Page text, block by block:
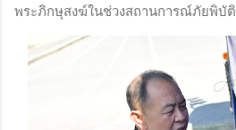
พระภิกษุสงฆ์ในช่วงสถานการณ์ภัยพิบัติ